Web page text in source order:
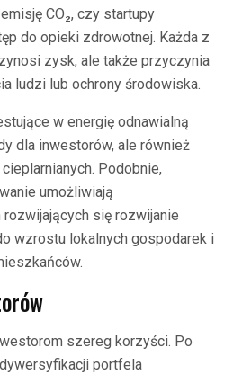
CO₂, czy startupy
do opieki zdrowotnej. Każda z
zysk, ale także przyczynia
ludzi lub ochrony środowiska.
w energię odnawialną
dla inwestorów, ale również
Podobnie,
umożliwiają
się rozwijanie
wzrostu lokalnych gospodarek i
szereg korzyści. Po
portfela